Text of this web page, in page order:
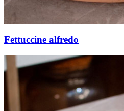
Fettuccine alfredo